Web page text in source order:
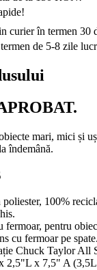
curier în termen 30
de 5-8 zile
mari, mici și
îndemână.
100%
fermoar, pentru
cu fermoar pe spate.
Chuck Taylor All
2,5"L x 7,5" A